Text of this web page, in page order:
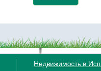
Недвижимость в